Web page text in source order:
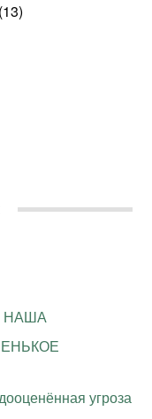
(13)
НАША
угроза